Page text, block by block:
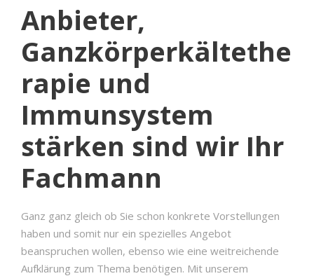
Anbieter,
Ganzkörperkältethe
rapie und
Immunsystem
stärken sind wir Ihr
Fachmann
Ganz ganz gleich ob Sie schon konkrete Vorstellungen
haben und somit nur ein spezielles Angebot
beanspruchen wollen, ebenso wie eine weitreichende
Aufklärung zum Thema benötigen. Mit unserem